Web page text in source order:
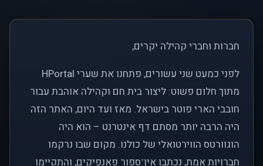
חברות וחברי קהילה יקרים,
לפני כמעט שני עשורים, פתחנו את שערי HPortal
מתוך חלום פשוט: ליצור בית חם וקהילה אוהבת עבור
חובבי הארי פוטר בישראל. מאז ועד היום, האתר הזה
היה הרבה יותר מסתם דף אינטרנט – הוא היה
הוגוורטס הווירטואלי של כולנו. מקום שבו נרקמו
חברויות אמת, נכתבו אין־ספור פאנפיקים, והתקיימו